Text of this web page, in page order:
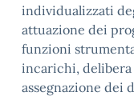
individualizzati
attuazione dei
funzioni
incarichi, delibera
assegnazione dei